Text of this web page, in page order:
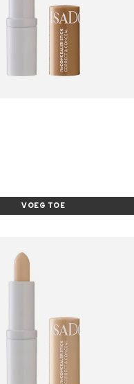
VOEG TOE